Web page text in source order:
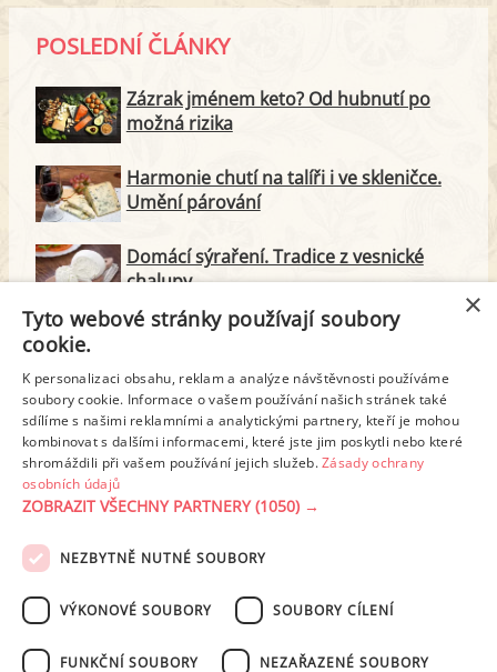
POSLEDNÍ ČLÁNKY
Zázrak jménem keto? Od hubnutí po
možná rizika
Harmonie chutí na talíři i ve skleničce.
Umění párování
Domácí sýraření. Tradice z vesnické
chalupy
Majonéza jako královna teplé kuchyně
Proteinové svačinky za zlomek ceny.
Vyrobte si je doma
PODMÍNKY UŽITÍ ZÁSADY OCHRANY OSOBNÍCH ÚDAJŮ
NASTAVENÍ COOKIES
×
Tyto webové stránky používají soubory
cookie.
K personalizaci obsahu, reklam a analýze návštěvnosti používáme
soubory cookie. Informace o vašem používání našich stránek také
sdílíme s našimi reklamními a analytickými partnery, kteří je mohou
kombinovat s dalšími informacemi, které jste jim poskytli nebo které
shromáždili při vašem používání jejich služeb.Zásady ochrany
osobních údajů
ZOBRAZIT VŠECHNY PARTNERY(1050) →
NEZBYTNĚ NUTNÉ SOUBORY
VÝKONOVÉ SOUBORY SOUBORY CÍLENÍ
FUNKČNÍ SOUBORY NEZAŘAZENÉ SOUBORY